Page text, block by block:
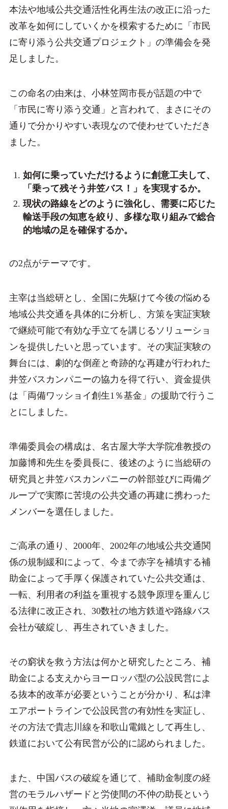
本法や地域公共交通活性化再生法の改正に沿った
改革を如何にしていくかを模索するために「市民
に寄り添う公共交通プロジェクト」の準備会を発
足しました。
この命名の由来は、小林笠岡市長が話題の中で
「市民に寄り添う交通」と言われて、まさにその
通りで分かりやすい表現なので使わせていただき
ました。
如何に乗っていただけるように創意工夫して、
「乗って残そう井笠バス！」を実現するか。
現状の路線をどのように強化し、需要に応じた
輸送手段の知恵を絞り、多様な取り組みで総合
的地域の足を確保するか。
の2点がテーマです。
主宰は当総研とし、全国に先駆けて今後の悩める
地域公共交通を具体的に分析し、方策を実証実験
で継続可能で有効な手立てを講じるソリューショ
ンを提供したいと思っています。その実証実験の
舞台には、劇的な倒産と奇跡的な再建が行われた
井笠バスカンパニーの協力を得て行い、資金提供
は「両備ワッショイ創生1％基金」の援助で行うこ
とにしました。
準備委員会の構成は、名古屋大学大学院准教授の
加藤博和先生を委員長に、後述のように当総研の
研究員と井笠バスカンパニーの幹部並びに両備グ
ループで実際に苦境の公共交通の再建に携わった
メンバーを選任しました。
ご高承の通り、2000年、2002年の地域公共交通関
係の規制緩和によって、今まで赤字を補填する補
助金によって手厚く保護されていた公共交通は、
一転、利用者の利益を重視する競争原理を重んじ
る法律に改正され、30数社の地方鉄道や路線バス
会社が破綻し、再生されていきました。
その窮状を救う方法は何かと研究したところ、補
助金による支えからヨーロッパ型の公設民営によ
る抜本的改革が必要ということが分かり、私は津
エアポートラインで公設民営の有効性を実証し、
その方法で貴志川線を和歌山電鐵として再生し、
鉄道において公有民営が公的に認められました。
また、中国バスの破綻を通じて、補助金制度の経
営のモラルハザードと労使間の不仲の助長という